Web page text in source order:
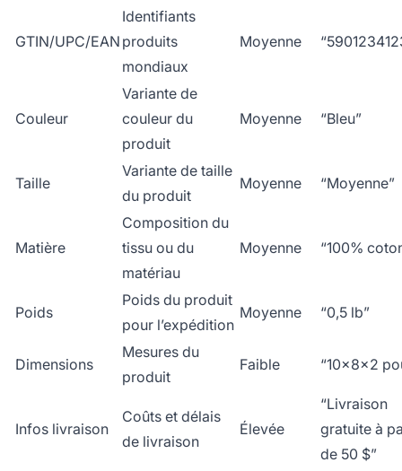
GTIN/UPC/EAN
Identifiants
produits
mondiaux
Moyenne
Couleur
Variante de
couleur du
produit
Moyenne “Bleu”
Taille
Variante de taille
du produit
Moyenne “Moyenne”
Matière
Composition du
tissu ou du
matériau
Moyenne “100%
Poids
Poids du produit
pour l’expédition
Moyenne “0,5 lb”
Dimensions
Mesures du
produit
Faible “10x8x2
Infos livraison
Coûts et délais
de livraison
Élevée
“Livraison
gratuite à
de 50 $”